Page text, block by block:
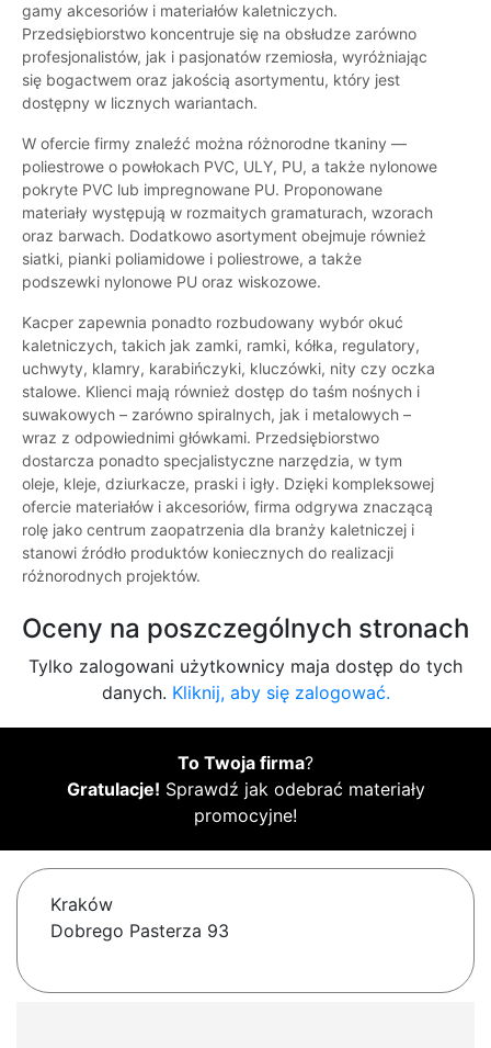
gamy akcesoriów i materiałów kaletniczych.
Przedsiębiorstwo koncentruje się na obsłudze zarówno
profesjonalistów, jak i pasjonatów rzemiosła, wyróżniając
się bogactwem oraz jakością asortymentu, który jest
dostępny w licznych wariantach.
W ofercie firmy znaleźć można różnorodne tkaniny —
poliestrowe o powłokach PVC, ULY, PU, a także nylonowe
pokryte PVC lub impregnowane PU. Proponowane
materiały występują w rozmaitych gramaturach, wzorach
oraz barwach. Dodatkowo asortyment obejmuje również
siatki, pianki poliamidowe i poliestrowe, a także
podszewki nylonowe PU oraz wiskozowe.
Kacper zapewnia ponadto rozbudowany wybór okuć
kaletniczych, takich jak zamki, ramki, kółka, regulatory,
uchwyty, klamry, karabińczyki, kluczówki, nity czy oczka
stalowe. Klienci mają również dostęp do taśm nośnych i
suwakowych – zarówno spiralnych, jak i metalowych –
wraz z odpowiednimi główkami. Przedsiębiorstwo
dostarcza ponadto specjalistyczne narzędzia, w tym
oleje, kleje, dziurkacze, praski i igły. Dzięki kompleksowej
ofercie materiałów i akcesoriów, firma odgrywa znaczącą
rolę jako centrum zaopatrzenia dla branży kaletniczej i
stanowi źródło produktów koniecznych do realizacji
różnorodnych projektów.
Oceny na poszczególnych stronach
Tylko zalogowani użytkownicy maja dostęp do tych
danych. Kliknij, aby się zalogować.
To Twoja firma?
Gratulacje! Sprawdź jak odebrać materiały
promocyjne!
Kraków
Dobrego Pasterza 93